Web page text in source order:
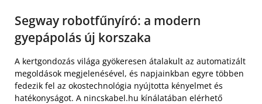
Segway robotfűnyíró: a modern
gyepápolás új korszaka
A kertgondozás világa gyökeresen átalakult az automatizált
megoldások megjelenésével, és napjainkban egyre többen
fedezik fel az okostechnológia nyújtotta kényelmet és
hatékonyságot. A nincskabel.hu kínálatában elérhető